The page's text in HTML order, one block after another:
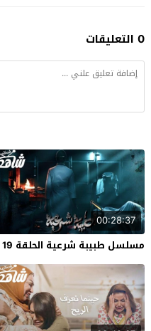
0 التعليقات
00:28:37
مسلسل طبيبة شرعية الحلقة 19